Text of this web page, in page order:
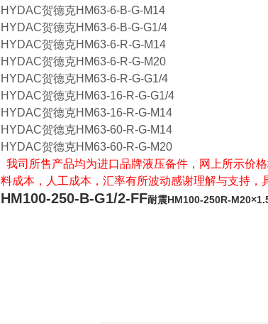
HYDAC贺德克HM63-6-B-G-M14
HYDAC贺德克HM63-6-B-G-G1/4
HYDAC贺德克HM63-6-R-G-M14
HYDAC贺德克HM63-6-R-G-M20
HYDAC贺德克HM63-6-R-G-G1/4
HYDAC贺德克HM63-16-R-G-G1/4
HYDAC贺德克HM63-16-R-G-M14
HYDAC贺德克HM63-60-R-G-M14
HYDAC贺德克HM63-60-R-G-M20
我司所售产品均为进口品牌液压备件，网上所示价
料成本，人工成本，汇率有所波动感谢理解与支持，
HM100-250-B-G1/2-FF耐震HM100-250R-